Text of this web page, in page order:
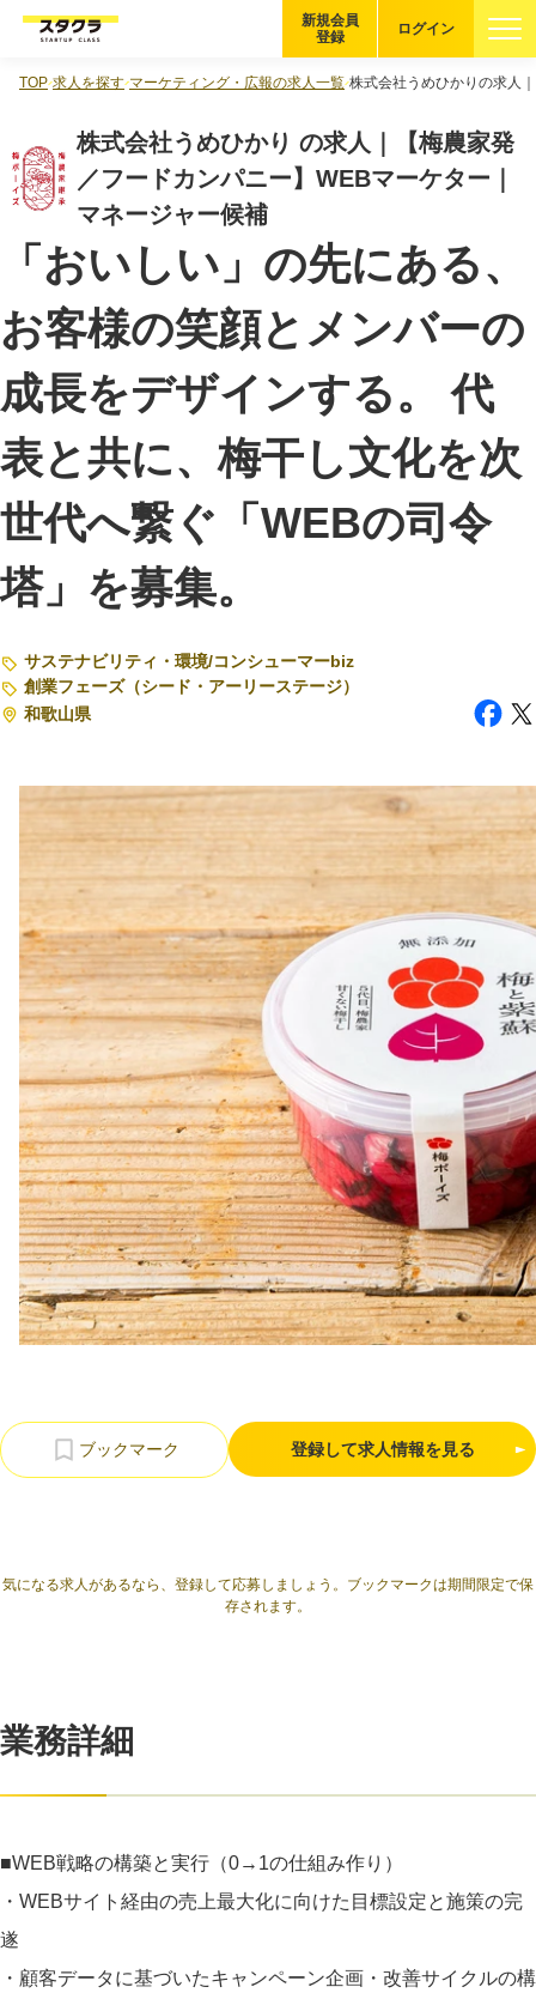
企業を探す
スタクラが選ばれる理由
スタートアップ厳選の仕組み
紹介する企業について
登録者の転職・副業実績
Startup Magazine
注目スタートアップ
特集記事
大学発スタートアップ
導入事例
お問い合わせ
法人向け資料ダウンロード
/採用検討企業様へ
利用規約プライバシーポリシー採用情報会社概要 採用検討企業様へ
パートナーの方へ
ログイン
新規会員
登録
TOP 求人を探す マーケティング・広報の求人一覧 株式会社うめひかりの求人
株式会社うめひかり の求人｜【梅農家発
／フードカンパニー】WEBマーケター｜
マネージャー候補
「おいしい」の先にある、
お客様の笑顔とメンバーの
成長をデザインする。 代
表と共に、梅干し文化を次
世代へ繋ぐ「WEBの司令
塔」を募集。
サステナビリティ・環境/コンシューマーbiz
創業フェーズ（シード・アーリーステージ）
和歌山県
登録して求人情報を見る
気になる求人があるなら、登録して応募しましょう。ブックマークは期間限定で保
存されます。
業務詳細
■WEB戦略の構築と実行（0→1の仕組み作り）
・WEBサイト経由の売上最大化に向けた目標設定と施策の完
遂
・顧客データに基づいたキャンペーン企画・改善サイクルの構